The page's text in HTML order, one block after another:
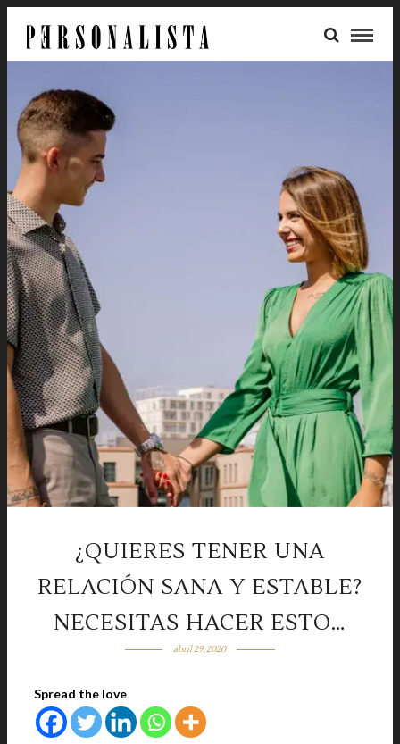
¿QUIERES TENER UNA
RELACIÓN SANA Y ESTABLE?
NECESITAS HACER ESTO…
abril 29, 2020
Spread the love